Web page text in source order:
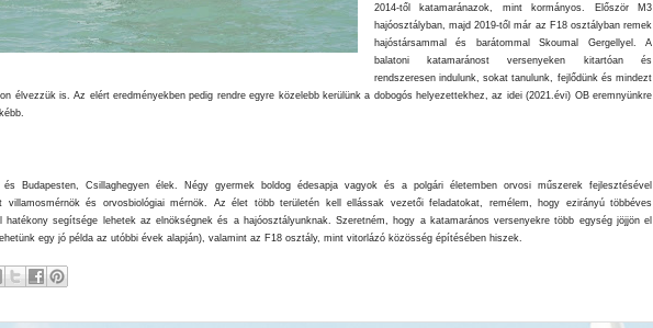
2014-től katamaránazok, mint kormányos. Először M3
hajóosztályban, majd 2019-től már az F18 osztályban remek
hajóstársammal és barátommal Skoumal Gergellyel. A
balatoni katamaránost versenyeken kitartóan és
rendszeresen indulunk, sokat tanulunk, fejlődünk és mindezt
élvezzük is. Az elért eredményekben pedig rendre egyre közelebb kerülünk a dobogós helyezettekhez, az idei (2021.évi) OB eremnyünkre
Budapesten, Csillaghegyen élek. Négy gyermek boldog édesapja vagyok és a polgári életemben orvosi műszerek fejlesztésével
villamosmérnök és orvosbiológiai mérnök. Az élet több területén kell ellássak vezetői feladatokat, remélem, hogy ezirányú többéves
hatékony segítsége lehetek az elnökségnek és a hajóosztályunknak. Szeretném, hogy a katamarános versenyekre több egység jöjjön el
egy jó példa az utóbbi évek alapján), valamint az F18 osztály, mint vitorlázó közösség építésében hiszek.